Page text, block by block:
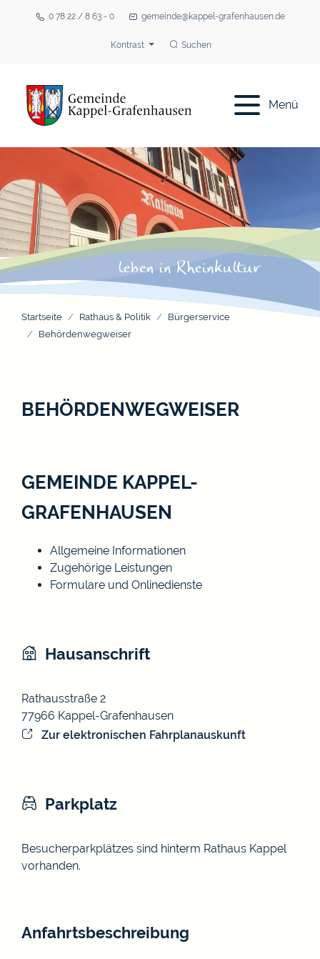
0 78 22 / 8 63 - 0 gemeinde@kappel-grafenhausen.de
Kontrast Suchen
Menü
Startseite Rathaus & Politik
Bürgerservice
Behördenwegweiser
BEHÖRDENWEGWEISER
GEMEINDE KAPPEL-
GRAFENHAUSEN
Allgemeine Informationen
Zugehörige Leistungen
Formulare und Onlinedienste
Hausanschrift
Rathausstraße 2
77966 Kappel-Grafenhausen
Zur elektronischen Fahrplanauskunft
Parkplatz
Besucherparkplätzes sind hinterm Rathaus Kappel
vorhanden.
Anfahrtsbeschreibung